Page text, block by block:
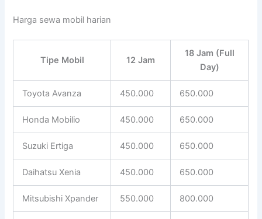
Harga sewa mobil harian
Tipe Mobil 12 Jam
18 Jam (Full
Day)
Toyota Avanza 450.000 650.000
Honda Mobilio 450.000 650.000
Suzuki Ertiga 450.000 650.000
Daihatsu Xenia 450.000 650.000
Mitsubishi Xpander 550.000 800.000